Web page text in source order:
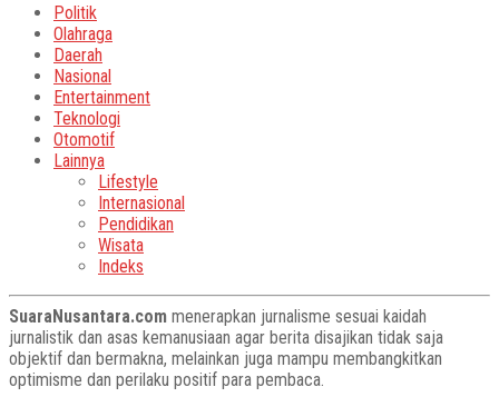
Politik
Olahraga
Daerah
Nasional
Entertainment
Teknologi
Otomotif
Lainnya
Lifestyle
Internasional
Pendidikan
Wisata
Indeks
SuaraNusantara.com menerapkan jurnalisme sesuai kaidah
jurnalistik dan asas kemanusiaan agar berita disajikan tidak saja
objektif dan bermakna, melainkan juga mampu membangkitkan
optimisme dan perilaku positif para pembaca.